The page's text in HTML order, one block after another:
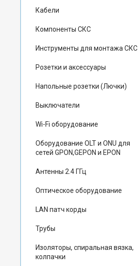
Кабели
Компоненты СКС
Инструменты для монтажа СКС
Розетки и аксессуары
Напольные розетки (Лючки)
Выключатели
Wi-Fi оборудование
Оборудование OLT и ONU для
сетей GPON,GEPON и EPON
Антенны 2.4 ГГц
Оптическое оборудование
LAN патч корды
Трубы
Изоляторы, спиральная вязка,
колпачки